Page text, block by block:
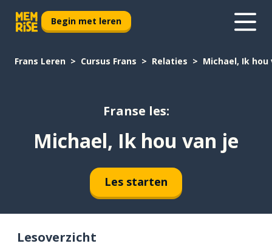
Begin met leren
Frans Leren Cursus Frans Relaties Michael, Ik hou
Franse les:
Michael, Ik hou van je
Les starten
Lesoverzicht